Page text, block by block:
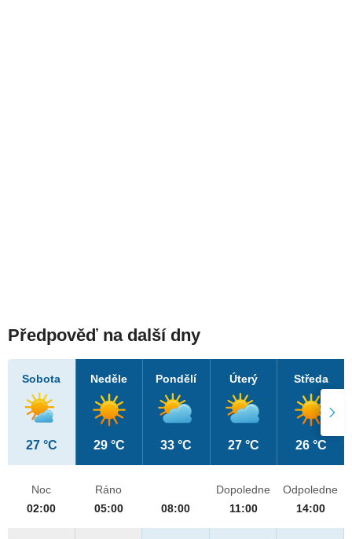
Předpověď na další dny
Sobota
27 °C
Neděle
29 °C
Pondělí
33 °C
Úterý
27 °C
Středa
26 °C
Noc
02:00
Ráno
05:00
08:00
Dopoledne
11:00
Odpoledne
14:00